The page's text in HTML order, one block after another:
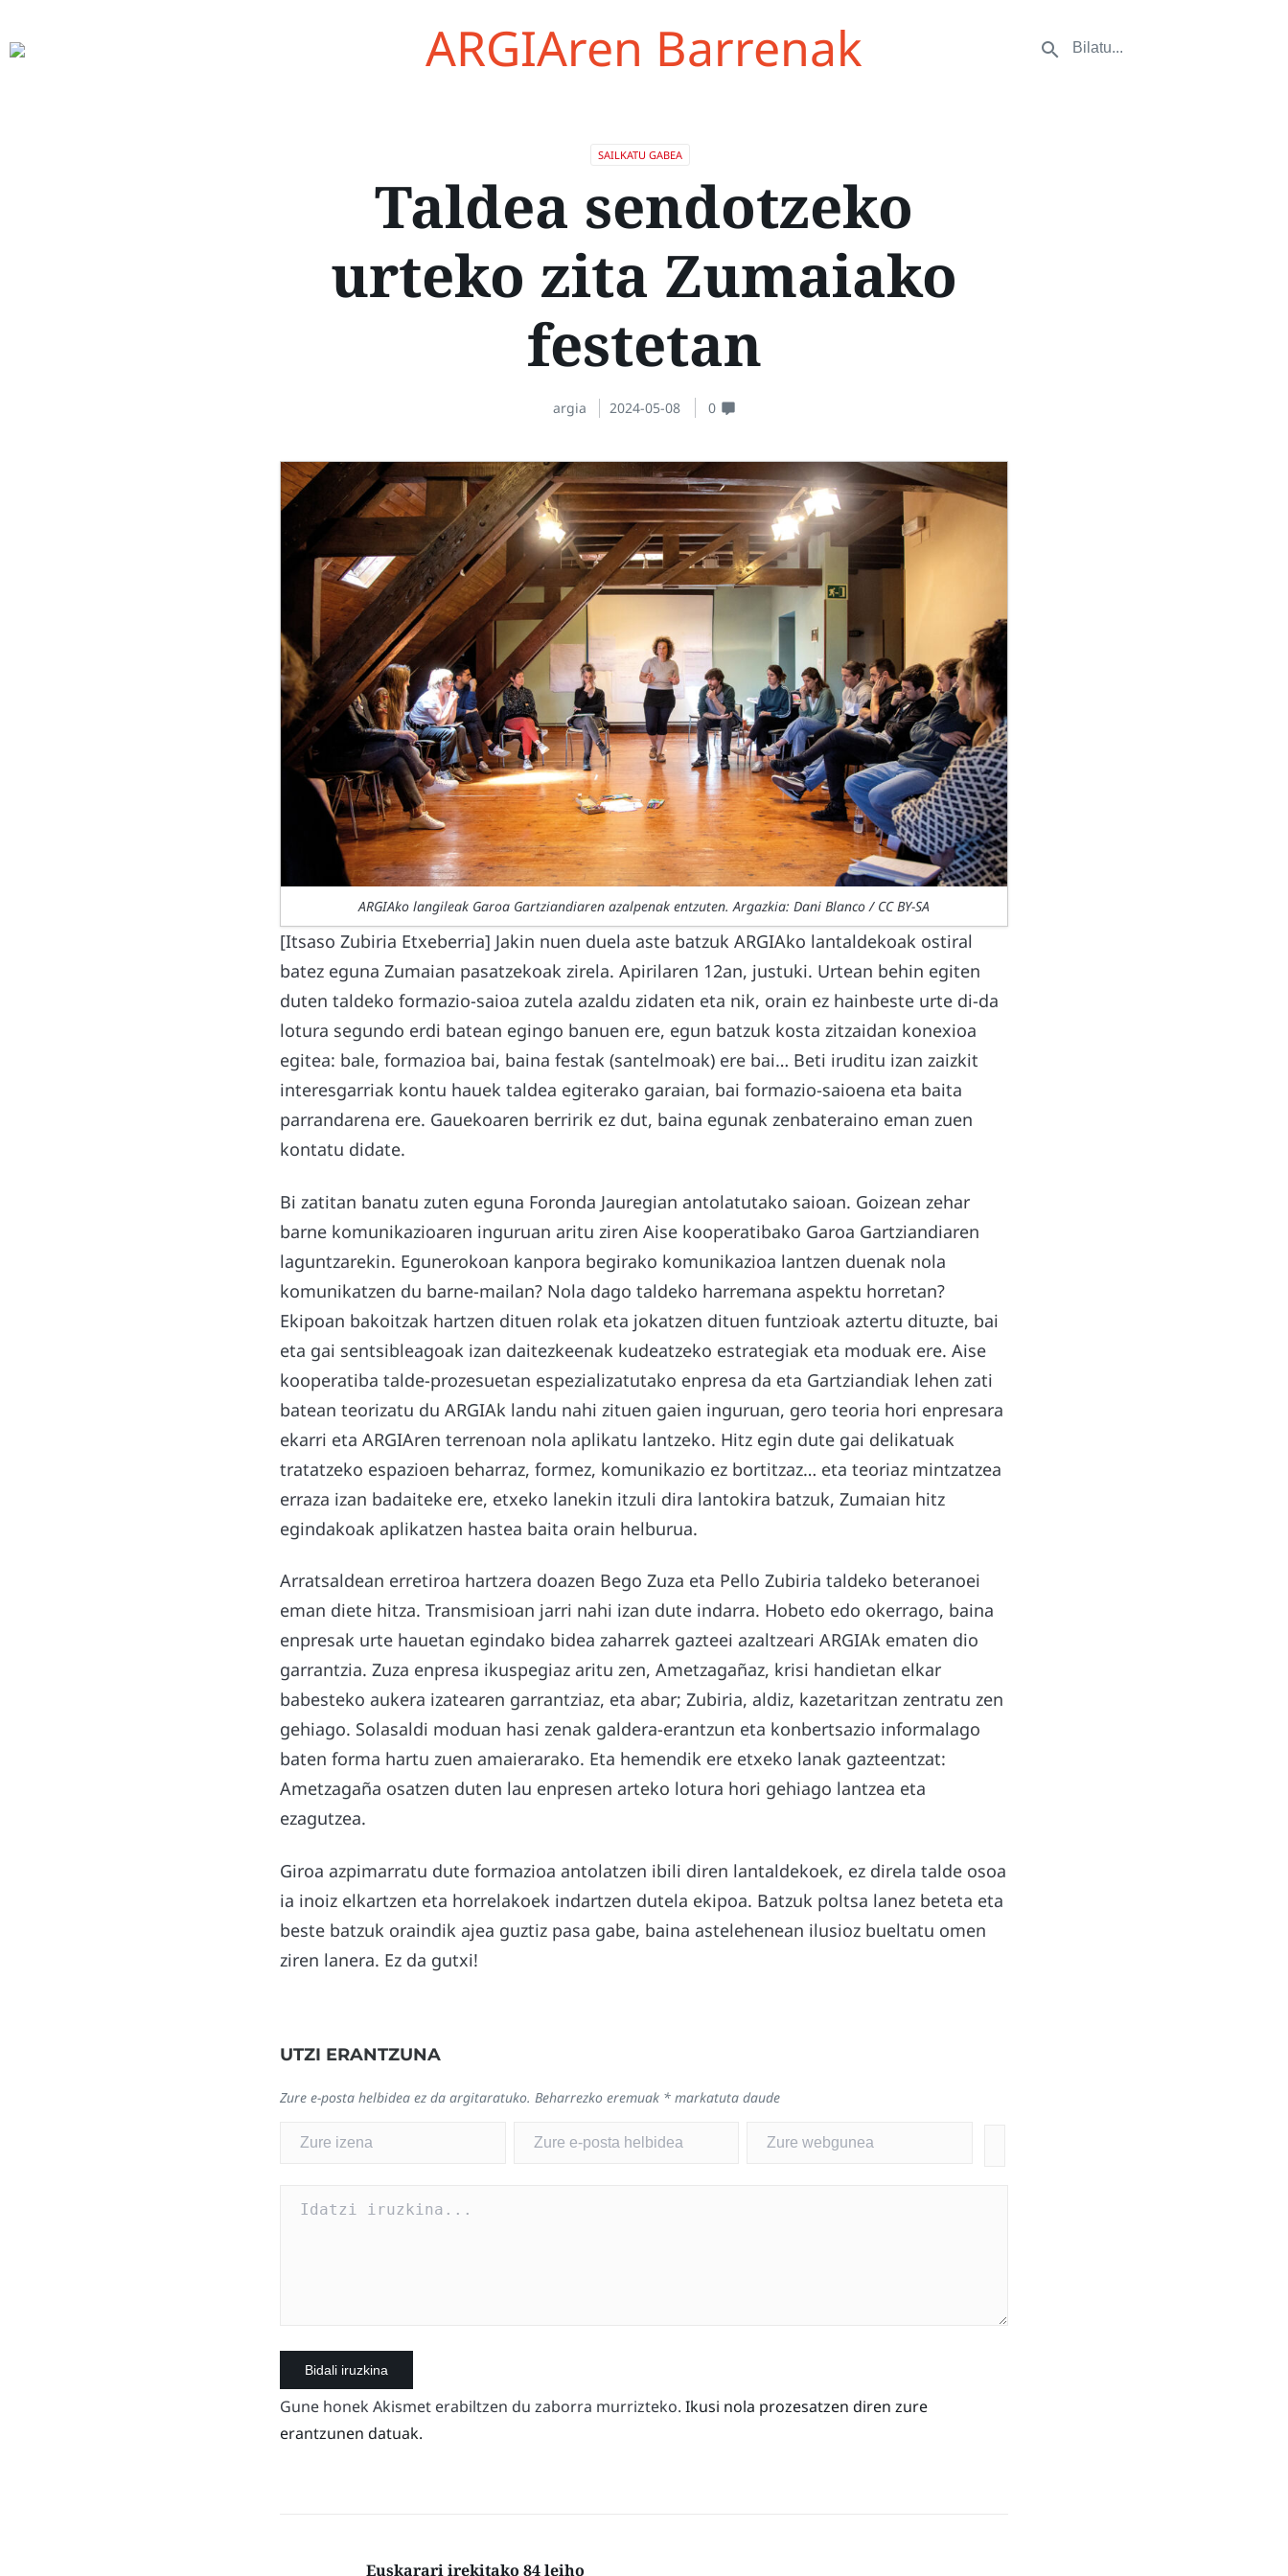
ARGIAren Barrenak
SAILKATU GABEA
Taldea sendotzeko
urteko zita Zumaiako
festetan
argia 2024-05-08 0
ARGIAko langileak Garoa Gartziandiaren azalpenak entzuten. Argazkia: Dani Blanco / CC BY-SA
[Itsaso Zubiria Etxeberria] Jakin nuen duela aste batzuk ARGIAko lantaldekoak ostiral
batez eguna Zumaian pasatzekoak zirela. Apirilaren 12an, justuki. Urtean behin egiten
duten taldeko formazio-saioa zutela azaldu zidaten eta nik, orain ez hainbeste urte di-da
lotura segundo erdi batean egingo banuen ere, egun batzuk kosta zitzaidan konexioa
egitea: bale, formazioa bai, baina festak (santelmoak) ere bai… Beti iruditu izan zaizkit
interesgarriak kontu hauek taldea egiterako garaian, bai formazio-saioena eta baita
parrandarena ere. Gauekoaren berririk ez dut, baina egunak zenbateraino eman zuen
kontatu didate.
Bi zatitan banatu zuten eguna Foronda Jauregian antolatutako saioan. Goizean zehar
barne komunikazioaren inguruan aritu ziren Aise kooperatibako Garoa Gartziandiaren
laguntzarekin. Egunerokoan kanpora begirako komunikazioa lantzen duenak nola
komunikatzen du barne-mailan? Nola dago taldeko harremana aspektu horretan?
Ekipoan bakoitzak hartzen dituen rolak eta jokatzen dituen funtzioak aztertu dituzte, bai
eta gai sentsibleagoak izan daitezkeenak kudeatzeko estrategiak eta moduak ere. Aise
kooperatiba talde-prozesuetan espezializatutako enpresa da eta Gartziandiak lehen zati
batean teorizatu du ARGIAk landu nahi zituen gaien inguruan, gero teoria hori enpresara
ekarri eta ARGIAren terrenoan nola aplikatu lantzeko. Hitz egin dute gai delikatuak
tratatzeko espazioen beharraz, formez, komunikazio ez bortitzaz… eta teoriaz mintzatzea
erraza izan badaiteke ere, etxeko lanekin itzuli dira lantokira batzuk, Zumaian hitz
egindakoak aplikatzen hastea baita orain helburua.
Arratsaldean erretiroa hartzera doazen Bego Zuza eta Pello Zubiria taldeko beteranoei
eman diete hitza. Transmisioan jarri nahi izan dute indarra. Hobeto edo okerrago, baina
enpresak urte hauetan egindako bidea zaharrek gazteei azaltzeari ARGIAk ematen dio
garrantzia. Zuza enpresa ikuspegiaz aritu zen, Ametzagañaz, krisi handietan elkar
babesteko aukera izatearen garrantziaz, eta abar; Zubiria, aldiz, kazetaritzan zentratu zen
gehiago. Solasaldi moduan hasi zenak galdera-erantzun eta konbertsazio informalago
baten forma hartu zuen amaierarako. Eta hemendik ere etxeko lanak gazteentzat:
Ametzagaña osatzen duten lau enpresen arteko lotura hori gehiago lantzea eta
ezagutzea.
Giroa azpimarratu dute formazioa antolatzen ibili diren lantaldekoek, ez direla talde osoa
ia inoiz elkartzen eta horrelakoek indartzen dutela ekipoa. Batzuk poltsa lanez beteta eta
beste batzuk oraindik ajea guztiz pasa gabe, baina astelehenean ilusioz bueltatu omen
ziren lanera. Ez da gutxi!
UTZI ERANTZUNA
Zure e-posta helbidea ez da argitaratuko. Beharrezko eremuak * markatuta daude
Gune honek Akismet erabiltzen du zaborra murrizteko. Ikusi nola prozesatzen diren zure
erantzunen datuak.
Euskarari irekitako 84 leiho